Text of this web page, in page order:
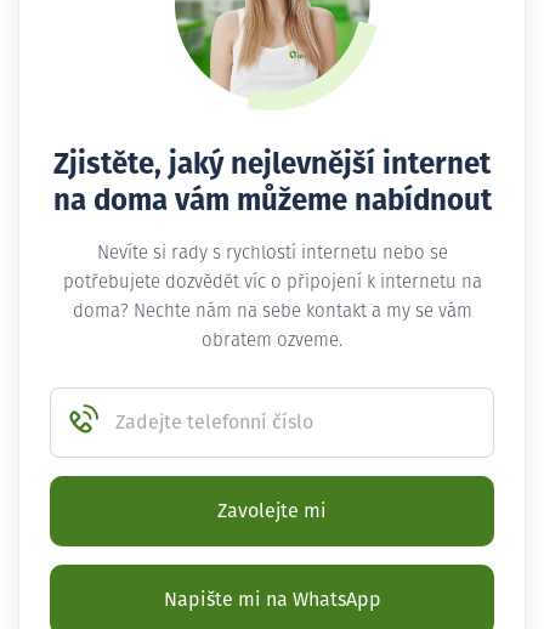
Zjistěte, jaký nejlevnější internet
na doma vám můžeme nabídnout
Nevíte si rady s rychlostí internetu nebo se
potřebujete dozvědět víc o připojení k internetu na
doma? Nechte nám na sebe kontakt a my se vám
obratem ozveme.
Zadejte telefonní číslo
Zavolejte mi
Napište mi na WhatsApp